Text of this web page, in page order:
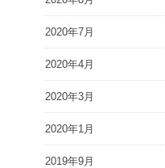
2020年7月
2020年4月
2020年3月
2020年1月
2019年9月